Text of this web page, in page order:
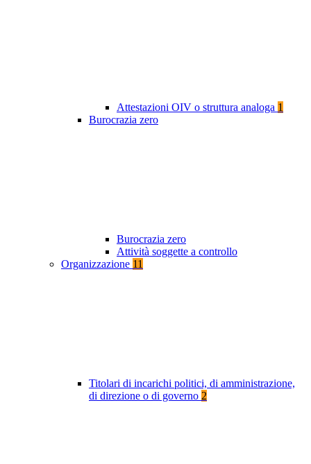
Attestazioni OIV o struttura analoga 1
Burocrazia zero
Burocrazia zero
Attività soggette a controllo
Organizzazione 11
Titolari di incarichi politici, di amministrazione,
di direzione o di governo 2